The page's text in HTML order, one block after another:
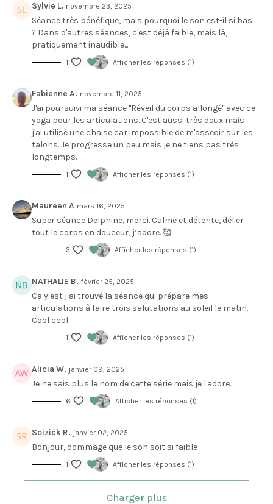
Sylvie L. novembre 23, 2025
Séance très bénéfique, mais pourquoi le son est-il si bas
? Dans d'autres séances, c'est déjà faible, mais là,
pratiquement inaudible...
1 Afficher les réponses (1)
Fabienne A. novembre 11, 2025
J'ai poursuivi ma séance "Réveil du corps allongé" avec ce
yoga pour les articulations. C'est aussi très doux mais
j'ai utilisé une chaise car impossible de m'asseoir sur les
talons. Je progresse un peu mais je ne tiens pas très
longtemps.
1 Afficher les réponses (1)
Maureen A mars 16, 2025
Super séance Delphine, merci. Calme et détente, délier
tout le corps en douceur, j’adore. 🥰
3 Afficher les réponses (1)
NATHALIE B. février 25, 2025
Ça y est j ai trouvé la séance qui prépare mes
articulations à faire trois salutations au soleil le matin.
Cool cool
1 Afficher les réponses (1)
Alicia W. janvier 09, 2025
Je ne sais plus le nom de cette série mais je l'adore...
6 Afficher les réponses (1)
Soizick R. janvier 02, 2025
Bonjour, dommage que le son soit si faible
1 Afficher les réponses (1)
Charger plus